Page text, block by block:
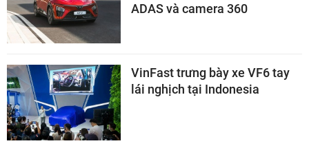
ADAS và camera 360
VinFast trưng bày xe VF6 tay
lái nghịch tại Indonesia